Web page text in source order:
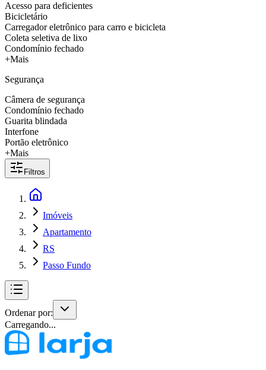
Acesso para deficientes
Bicicletário
Carregador eletrônico para carro e bicicleta
Coleta seletiva de lixo
Condomínio fechado
+Mais
Segurança
Câmera de segurança
Condomínio fechado
Guarita blindada
Interfone
Portão eletrônico
+Mais
Filtros
Imóveis
Apartamento
RS
Passo Fundo
Ordenar por:
Carregando...